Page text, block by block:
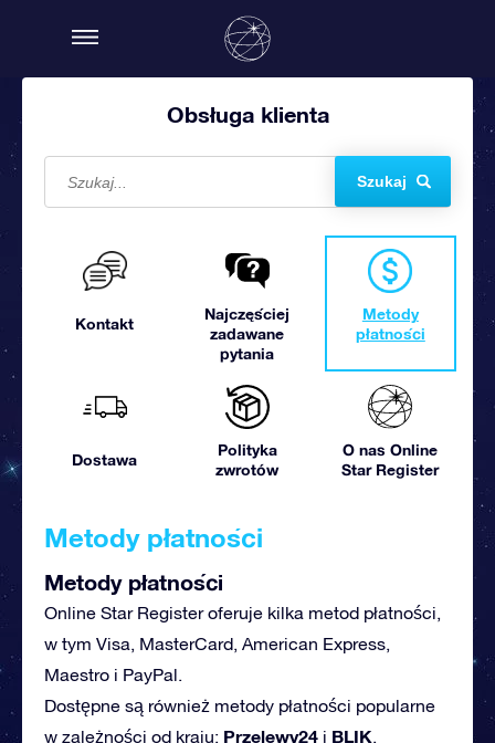
Obsługa klienta
Szukaj
Kontakt
Najczęściej
zadawane
pytania
Metody
płatności
Dostawa
Polityka
zwrotów
O nas Online
Star Register
Metody płatności
Metody płatności
Online Star Register oferuje kilka metod płatności,
w tym Visa, MasterCard, American Express,
Maestro i PayPal.
Dostępne są również metody płatności popularne
w zależności od kraju: Przelewy24 i BLIK.